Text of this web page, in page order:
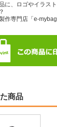
に、ロゴやイラス
作専門店「e-
商品